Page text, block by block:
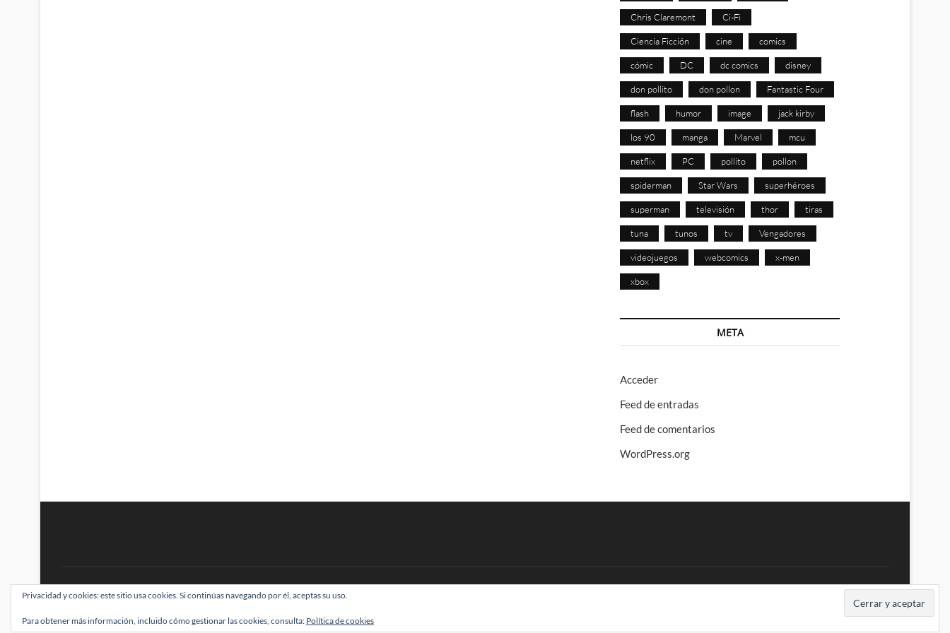
Chris Claremont Ci-Fi
Ciencia Ficción cine comics
cómic DC dc comics disney
don pollito don pollon Fantastic Four
flash humor image jack kirby
los 90 manga Marvel mcu
netflix PC pollito pollon
spiderman Star Wars superhéroes
superman televisión thor tiras
tuna tunos tv Vengadores
videojuegos webcomics x-men
xbox
META
Acceder
Feed de entradas
Feed de comentarios
WordPress.org
BRAINSTOMPING| Diseñado por:Theme Freesia|WordPress| © Todos los derechos reservados
Privacidad y cookies: este sitio usa cookies. Si continúas navegando por él, aceptas su uso.
Para obtener más información, incluido cómo gestionar las cookies, consulta: Política de cookies